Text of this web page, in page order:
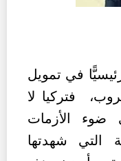
في تمويل
فتركيا لا
ضوء الأزمات
التي شهدتها